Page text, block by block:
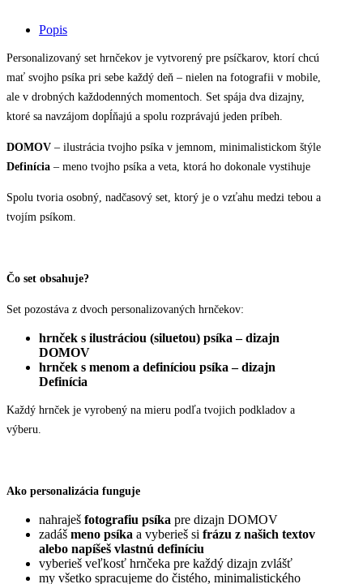
Definícia
quantity
Popis
Personalizovaný set hrnčekov je vytvorený pre psíčkarov, ktorí chcú
mať svojho psíka pri sebe každý deň – nielen na fotografii v mobile,
ale v drobných každodenných momentoch. Set spája dva dizajny,
ktoré sa navzájom dopĺňajú a spolu rozprávajú jeden príbeh.
DOMOV – ilustrácia tvojho psíka v jemnom, minimalistickom štýle
Definícia – meno tvojho psíka a veta, ktorá ho dokonale vystihuje
Spolu tvoria osobný, nadčasový set, ktorý je o vzťahu medzi tebou a
tvojím psíkom.
Čo set obsahuje?
Set pozostáva z dvoch personalizovaných hrnčekov:
hrnček s ilustráciou (siluetou) psíka – dizajn
DOMOV
hrnček s menom a definíciou psíka – dizajn
Definícia
Každý hrnček je vyrobený na mieru podľa tvojich podkladov a
výberu.
Ako personalizácia funguje
nahraješ fotografiu psíka pre dizajn DOMOV
zadáš meno psíka a vyberieš si frázu z našich textov
alebo napíšeš vlastnú definíciu
vyberieš veľkosť hrnčeka pre každý dizajn zvlášť
my všetko spracujeme do čistého, minimalistického